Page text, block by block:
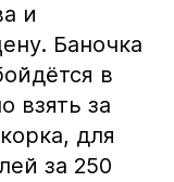
и
Баночка
в
взять за
для
за 250